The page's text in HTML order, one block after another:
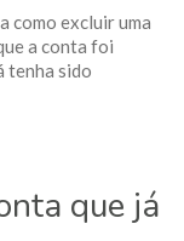
como excluir uma
a conta foi
tenha sido
que já